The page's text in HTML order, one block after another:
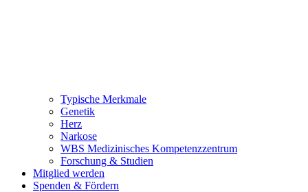
Typische Merkmale
Genetik
Herz
Narkose
WBS Medizinisches Kompetenzzentrum
Forschung & Studien
Mitglied werden
Spenden & Fördern